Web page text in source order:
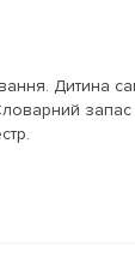
Дитина